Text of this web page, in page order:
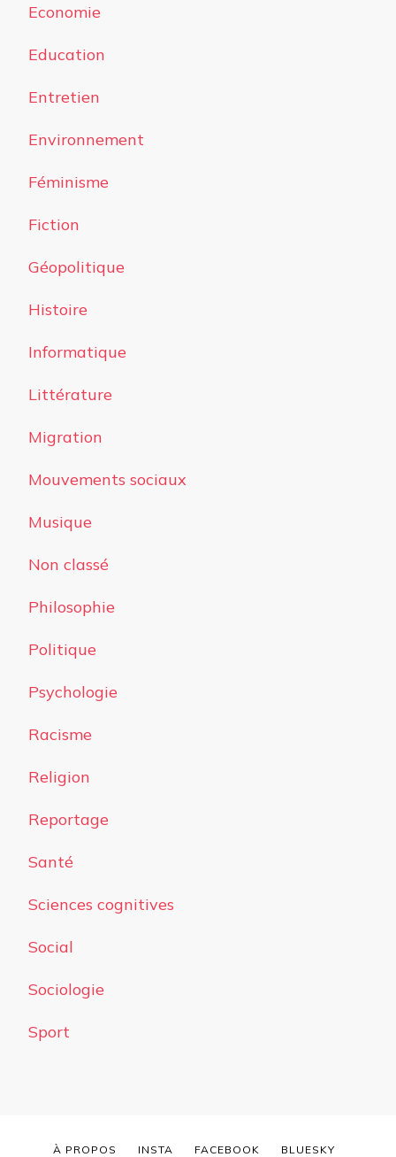
Economie
Education
Entretien
Environnement
Féminisme
Fiction
Géopolitique
Histoire
Informatique
Littérature
Migration
Mouvements sociaux
Musique
Non classé
Philosophie
Politique
Psychologie
Racisme
Religion
Reportage
Santé
Sciences cognitives
Social
Sociologie
Sport
À PROPOS INSTA FACEBOOK
BLUESKY